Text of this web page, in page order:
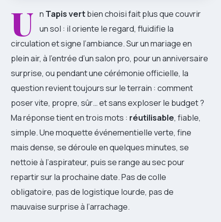
U n Tapis vertbien choisi fait plus que couvrir
un sol : il oriente le regard, fluidifie la
circulation et signe l’ambiance. Sur un mariage en
plein air, à l’entrée d’un salon pro, pour un anniversaire
surprise, ou pendant une cérémonie officielle, la
question revient toujours sur le terrain : comment
poser vite, propre, sûr… et sans exploser le budget ?
Ma réponse tient en trois mots : réutilisable, fiable,
simple. Une moquette événementielle verte, fine
mais dense, se déroule en quelques minutes, se
nettoie à l’aspirateur, puis se range au sec pour
repartir sur la prochaine date. Pas de colle
obligatoire, pas de logistique lourde, pas de
mauvaise surprise à l’arrachage.